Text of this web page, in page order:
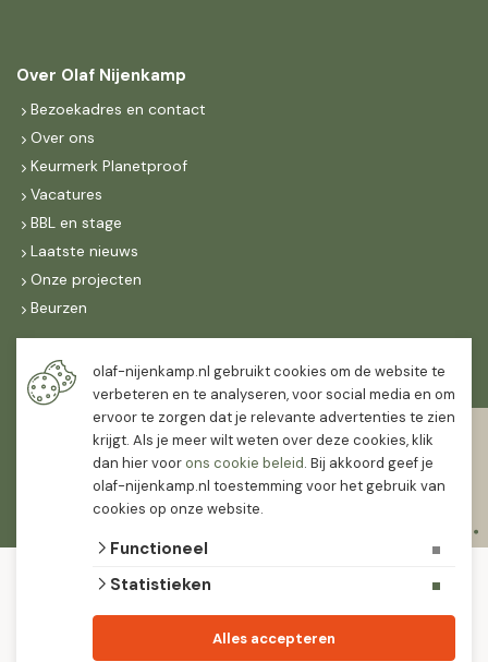
Over Olaf Nijenkamp
Bezoekadres en contact
Over ons
Keurmerk Planetproof
Vacatures
BBL en stage
Laatste nieuws
Onze projecten
Beurzen
Maandag t/m vrijdag
07:30-
16:30
12:00
algemene voorwaarden
leveranciers die leveren met keurmerk.
olaf-nijenkamp.nl gebruikt cookies om de website te
verbeteren en te analyseren, voor social media en om
ervoor te zorgen dat je relevante advertenties te zien
krijgt. Als je meer wilt weten over deze cookies, klik
dan hier voorons cookie beleid. Bij akkoord geef je
olaf-nijenkamp.nl toestemming voor het gebruik van
cookies op onze website.
Functioneel
Statistieken
Alles accepteren